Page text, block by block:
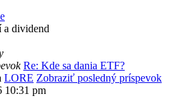
a dividend
Re: Kde sa dania ETF?
LORE Zobraziť posledný príspevok
10:31 pm